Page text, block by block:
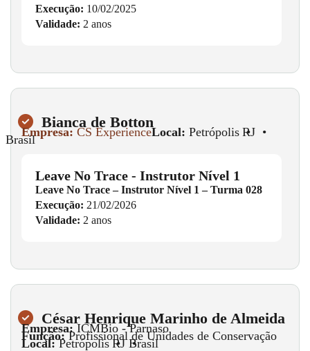
Execução: 10/02/2025
Validade: 2 anos
Bianca de Botton
Empresa: CS ExperienceLocal: Petrópolis •
RJ •
Brasil
Leave No Trace - Instrutor Nível 1
Leave No Trace – Instrutor Nível 1 – Turma 028
Execução: 21/02/2026
Validade: 2 anos
César Henrique Marinho de Almeida
Empresa: ICMBio - Parnaso
Função: Profissional de Unidades de Conservação
Local:Petrópolis•
RJ•
Brasil